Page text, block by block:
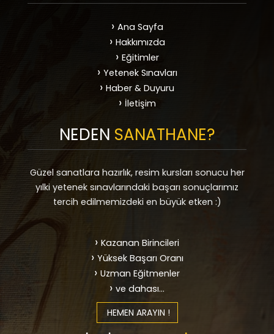
Ana Sayfa
Hakkımızda
Eğitimler
Yetenek Sınavları
Haber & Duyuru
İletişim
NEDEN SANATHANE?
Güzel sanatlara hazırlık, resim kursları sonucu her
yılki yetenek sınavlarındaki başarı sonuçlarımız
tercih edilmemizdeki en büyük etken :)
Kazanan Birincileri
Yüksek Başarı Oranı
Uzman Eğitmenler
ve dahası...
HEMEN ARAYIN !